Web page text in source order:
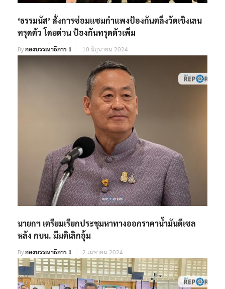
‘ธรรมนัส’ สั่งการซ่อมแซมกำแพงป้องกันตลิ่งวัดเชิงเลน
ทรุดตัว โดยด่วน ป้องกันทรุดตัวเพิ่ม
10 มิถุนายน 2024
นายกฯ เตรียมเรียกประชุมหาทางออกราคาน้ำมันดีเซล
หลัง กบน. มีมติเลิกอุ้ม
Byกองบรรณาธิการ 1 2 เมษายน 2024